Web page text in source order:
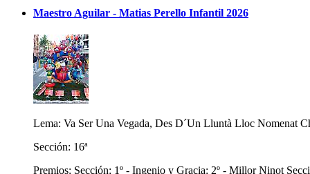
Maestro Aguilar - Matias Perello Infantil 2026
Lema: Va Ser Una Vegada, Des D´Un Lluntà Lloc Nomenat
Sección: 16ª
Premios: Sección: 1º - Ingenio y Gracia: 2º - Millor Ninot